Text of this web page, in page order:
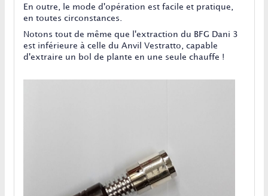
En outre, le mode d'opération est facile et pratique,
en toutes circonstances.
Notons tout de même que l'extraction du BFG Dani 3
est inférieure à celle du Anvil Vestratto, capable
d'extraire un bol de plante en une seule chauffe !